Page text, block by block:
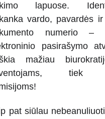
lapuose.
vardo, pavardės
numerio
pasirašymo
mažiau
tiek
pat siūlau